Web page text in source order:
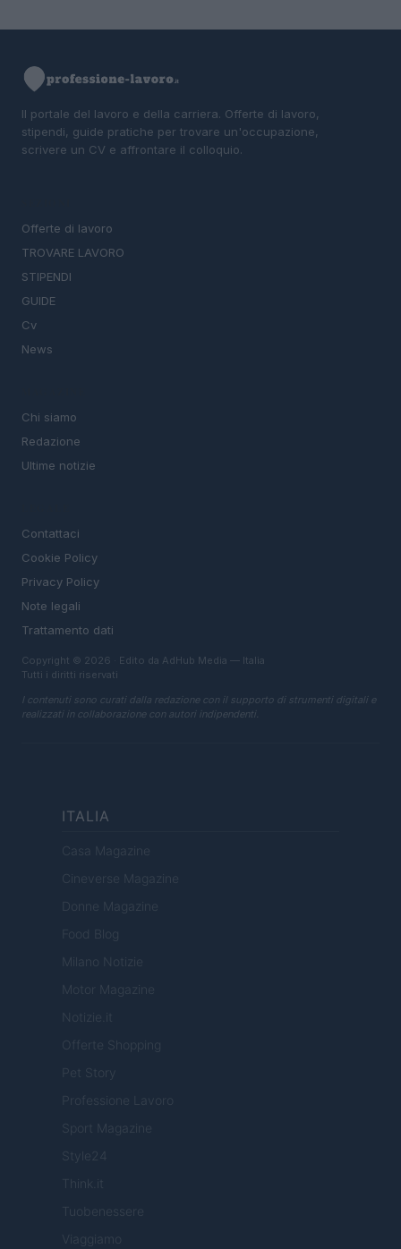
Il portale del lavoro e della carriera. Offerte di lavoro,
stipendi, guide pratiche per trovare un'occupazione,
scrivere un CV e affrontare il colloquio.
Offerte di lavoro
TROVARE LAVORO
STIPENDI
GUIDE
Cv
News
Chi siamo
Redazione
Ultime notizie
Contattaci
Cookie Policy
Privacy Policy
Note legali
Trattamento dati
Copyright © 2026 · Edito da AdHub Media — Italia
Tutti i diritti riservati
I contenuti sono curati dalla redazione con il supporto di strumenti digitali e
realizzati in collaborazione con autori indipendenti.
ITALIA
Casa Magazine
Cineverse Magazine
Donne Magazine
Food Blog
Milano Notizie
Motor Magazine
Notizie.it
Offerte Shopping
Pet Story
Professione Lavoro
Sport Magazine
Style24
Think.it
Tuobenessere
Viaggiamo